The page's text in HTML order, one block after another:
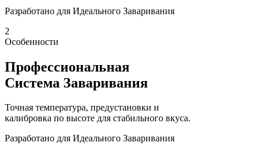
Разработано для Идеального Заваривания
2
Особенности
Профессиональная
Система Заваривания
Точная температура, предустановки и
калибровка по высоте для стабильного вкуса.
Разработано для Идеального Заваривания